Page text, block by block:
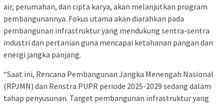
air, perumahan, dan cipta karya, akan melanjutkan program
pembangunannya. Fokus utama akan diarahkan pada
pembangunan infrastruktur yang mendukung sentra-sentra
industri dan pertanian guna mencapai ketahanan pangan dan
energi jangka panjang.
“Saat ini, Rencana Pembangunan Jangka Menengah Nasional
(RPJMN) dan Renstra PUPR periode 2025-2029 sedang dalam
tahap penyusunan. Target pembangunan infrastruktur yang